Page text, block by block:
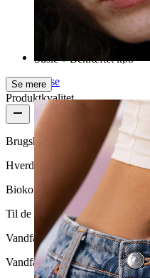
Næse
Jeg syntes de kugler er
lysrød og grøn der er for
Susie Bekræftet køb
Se mere
Produktkvalitet
Brugshyppighed
Hverdagsbrug
Biokompatibilitet
Til de fleste hudtyper
Vandfasthed
Vandfast